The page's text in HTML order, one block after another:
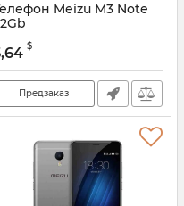
Meizu M3 Note
$
Предзаказ